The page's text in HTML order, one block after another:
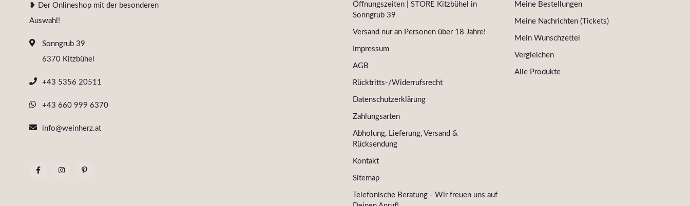
❥ Der Onlineshop mit der besonderen
Auswahl!
Sonngrub 39
6370 Kitzbühel
+43 5356 20511
+43 660 999 6370
info@weinherz.at
Öffnungszeiten | STORE Kitzbühel in
Sonngrub 39
Versand nur an Personen über 18 Jahre!
Impressum
AGB
Rücktritts-/Widerrufsrecht
Datenschutzerklärung
Zahlungsarten
Abholung, Lieferung, Versand &
Rücksendung
Kontakt
Sitemap
Telefonische Beratung - Wir freuen uns auf
Meine Bestellungen
Meine Nachrichten (Tickets)
Mein Wunschzettel
Vergleichen
Alle Produkte